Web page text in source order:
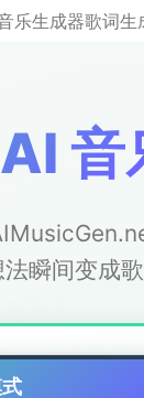
乐生成器歌词生
AI 音
瞬间变成